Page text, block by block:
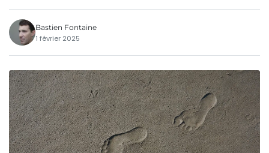
Bastien Fontaine
1 février 2025